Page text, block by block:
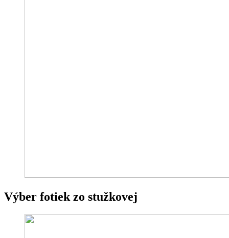
Výber fotiek zo stužkovej